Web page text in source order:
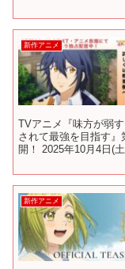
新作アニメ
TVアニメ『味方が弱
されて最強を目指す』
開！ 2025年10月4日(
新作アニメ